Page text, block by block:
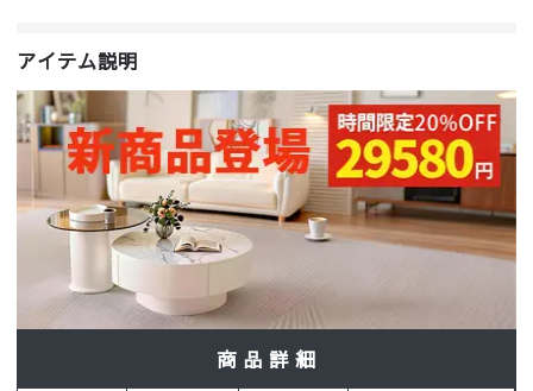
アイテム説明
商 品 詳 細